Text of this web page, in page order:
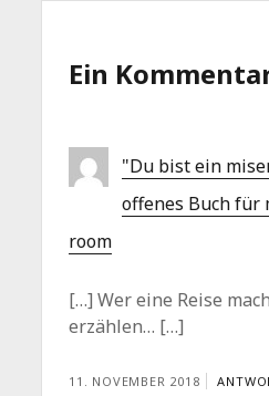
Ein
"Du bist ein
offenes Buch für
room
[…] Wer eine Reise
erzählen… […]
11. NOVEMBER 2018